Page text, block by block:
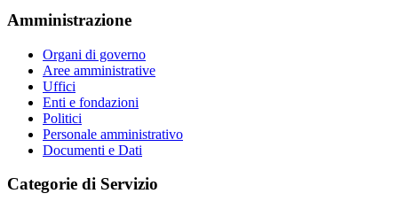
Amministrazione
Organi di governo
Aree amministrative
Uffici
Enti e fondazioni
Politici
Personale amministrativo
Documenti e Dati
Categorie di Servizio